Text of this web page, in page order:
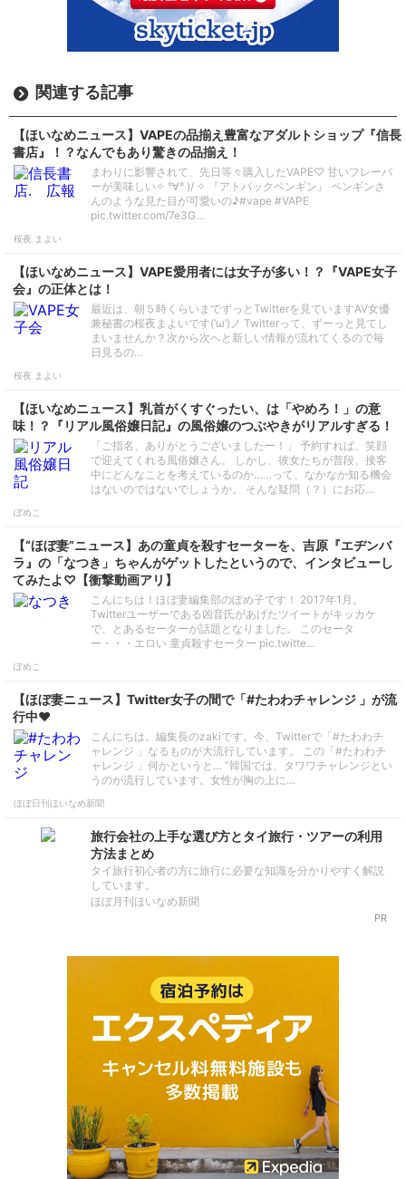
関連する記事
【ほいなめニュース】VAPEの品揃え豊富なアダルトショップ『信長
書店』！？なんでもあり驚きの品揃え！
まわりに影響されて、先日等々購入したVAPE♡ 甘いフレーバ
ーが美味しい✧ °∀° )/ ✧ 『アトパックペンギン』 ペンギンさ
んのような見た目が可愛いの♪#vape #VAPE
pic.twitter.com/7e3G…
桜夜 まよい
【ほいなめニュース】VAPE愛用者には女子が多い！？『VAPE女子
会』の正体とは！
最近は、朝５時くらいまでずっとTwitterを見ていますAV女優
兼秘書の桜夜まよいです(‘ω’)ノ Twitterって、ずーっと見てし
まいませんか？次から次へと新しい情報が流れてくるので毎
日見るの…
桜夜 まよい
【ほいなめニュース】乳首がくすぐったい、は「やめろ！」の意
味！？『リアル風俗嬢日記』の風俗嬢のつぶやきがリアルすぎる！
「ご指名、ありがとうございましたー！」 予約すれば、笑顔
で迎えてくれる風俗嬢さん。 しかし、彼女たちが普段、接客
中にどんなことを考えているのか……って、なかなか知る機会
はないのではないでしょうか。 そんな疑問（？）にお応…
ぽめこ
【“ほぼ妻”ニュース】あの童貞を殺すセーターを、吉原『エヂンバ
ラ』の「なつき」ちゃんがゲットしたというので、インタビューし
てみたよ♡【衝撃動画アリ】
こんにちは！ほぼ妻編集部のぽめ子です！ 2017年1月。
Twitterユーザーである凶音氏があげたツイートがキッカケ
で、とあるセーターが話題となりました。 このセータ
ー・・・エロい 童貞殺すセーター pic.twitte…
ぽめこ
【ほぼ妻ニュース】Twitter女子の間で「#たわわチャレンジ 」が流
行中♥
こんにちは。編集長のzakiです。今、Twitterで「#たわわチ
ャレンジ 」なるものが大流行しています。 この「#たわわチ
ャレンジ 」何かというと… “韓国では、タワワチャレンジとい
うのが流行しています。女性が胸の上に…
ほぼ日刊ほいなめ新聞
旅行会社の上手な選び方とタイ旅行・ツアーの利用
方法まとめ
タイ旅行初心者の方に旅行に必要な知識を分かりやすく解説
しています。
ほぼ月刊ほいなめ新聞
PR